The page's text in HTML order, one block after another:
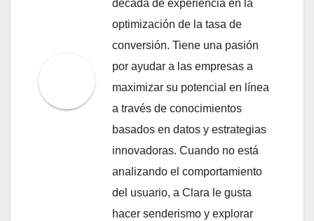
década de experiencia en la
optimización de la tasa de
conversión. Tiene una pasión
por ayudar a las empresas a
maximizar su potencial en línea
a través de conocimientos
basados en datos y estrategias
innovadoras. Cuando no está
analizando el comportamiento
del usuario, a Clara le gusta
hacer senderismo y explorar